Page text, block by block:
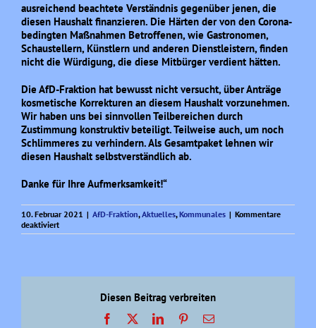
ausreichend beachtete Verständnis gegenüber jenen, die
diesen Haushalt finanzieren. Die Härten der von den Corona-
bedingten Maßnahmen Betroffenen, wie Gastronomen,
Schaustellern, Künstlern und anderen Dienstleistern, finden
nicht die Würdigung, die diese Mitbürger verdient hätten.
Die AfD-Fraktion hat bewusst nicht versucht, über Anträge
kosmetische Korrekturen an diesem Haushalt vorzunehmen.
Wir haben uns bei sinnvollen Teilbereichen durch
Zustimmung konstruktiv beteiligt. Teilweise auch, um noch
Schlimmeres zu verhindern. Als Gesamtpaket lehnen wir
diesen Haushalt selbstverständlich ab.
Danke für Ihre Aufmerksamkeit!“
10. Februar 2021 | AfD-Fraktion,Aktuelles,Kommunales | Kommentare
deaktiviertfür
Haushaltsrede
(AfD)
Diesen Beitrag verbreiten
Facebook LinkedInPinterest
E-